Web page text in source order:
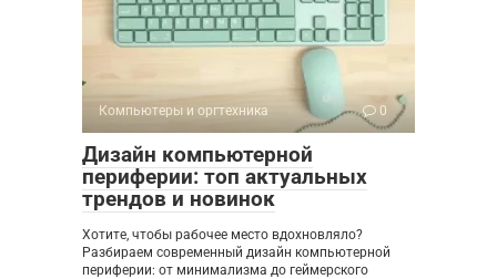
Компьютеры и оргтехника 0
Дизайн компьютерной
периферии: топ актуальных
трендов и новинок
Хотите, чтобы рабочее место вдохновляло?
Разбираем современный дизайн компьютерной
периферии: от минимализма до геймерского